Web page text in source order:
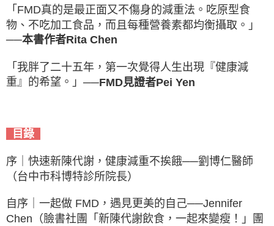
「FMD真的是最正面又不傷身的減重法。吃原型食
物、不吃加工食品，而且每種營養素都均衡攝取。」
──本書作者Rita Chen
「我胖了二十五年，第一次覺得人生出現『健康減
重』的希望。」 ──FMD見證者Pei Yen
目錄
序｜快速新陳代謝，健康減重不挨餓──劉博仁醫師
（台中市科博特診所院長）
自序｜一起做 FMD，遇見更美的自己──Jennifer
Chen（臉書社團「新陳代謝飲食，一起來變瘦！」團